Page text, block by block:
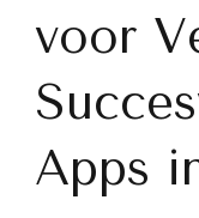
voor
Apps